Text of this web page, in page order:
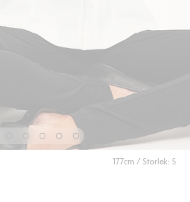
177cm / Storlek: S